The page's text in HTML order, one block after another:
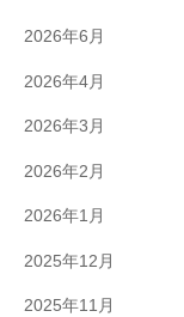
2026年6月
2026年4月
2026年3月
2026年2月
2026年1月
2025年12月
2025年11月